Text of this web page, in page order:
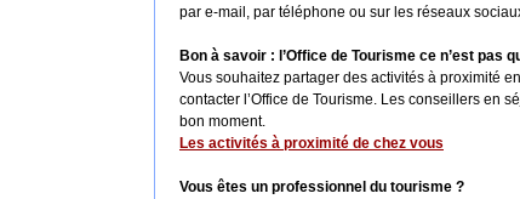
par e-mail, par téléphone ou sur les réseaux
Bon à savoir : l’Office de Tourisme ce n’est pas
Vous souhaitez partager des activités à proximité
contacter l’Office de Tourisme. Les conseillers en
bon moment.
Les activités à proximité de chez vous
Vous êtes un professionnel du tourisme ?